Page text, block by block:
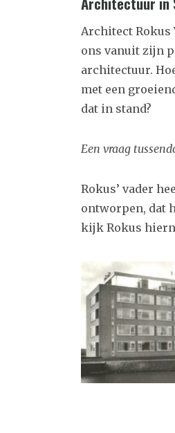
Architect Rokus
ons vanuit zijn
architectuur.
met een
dat in stand?
Een vraag
Rokus’ vader
ontworpen, dat
kijk Rokus